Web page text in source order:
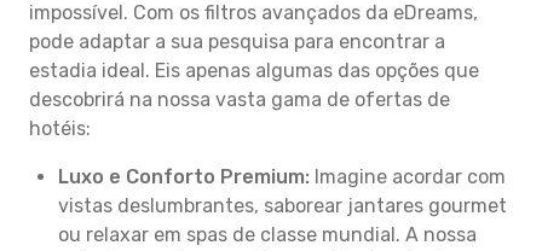
impossível. Com os filtros avançados da eDreams,
pode adaptar a sua pesquisa para encontrar a
estadia ideal. Eis apenas algumas das opções que
descobrirá na nossa vasta gama de ofertas de
hotéis:
Luxo e Conforto Premium: Imagine acordar com
vistas deslumbrantes, saborear jantares gourmet
ou relaxar em spas de classe mundial. A nossa